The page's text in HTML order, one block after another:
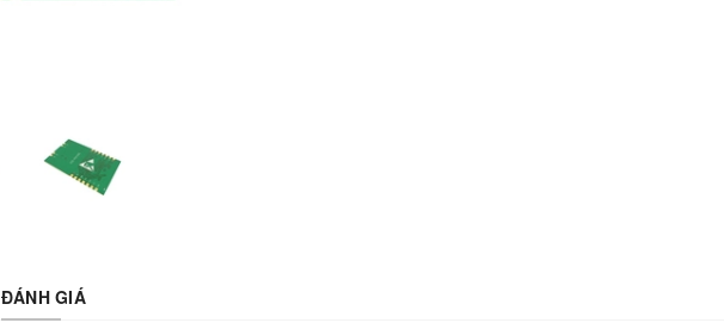
ĐÁNH GIÁ